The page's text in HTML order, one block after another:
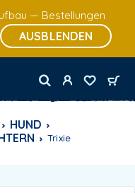
— Bestellungen
AUSBLENDEN
HUND
Trixie